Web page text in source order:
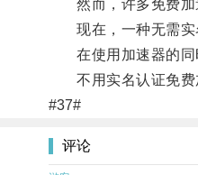
然而，许多免费加
现在，一种无需实名
在使用加速器的同
不用实名认证免费
#37#
评论